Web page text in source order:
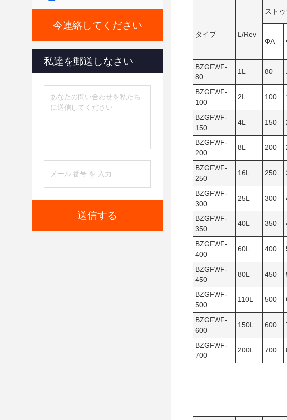
今連絡してください
私達を郵送しなさい
送信する
タイプ L/Rev
スト
ΦA
BZGFWF-
80
1L 80
BZGFWF-
100
2L 100
BZGFWF-
150
4L 150
BZGFWF-
200
8L 200
BZGFWF-
250
16L 250
BZGFWF-
300
25L 300
BZGFWF-
350
40L 350
BZGFWF-
400
60L 400
BZGFWF-
450
80L 450
BZGFWF-
500
110L 500
BZGFWF-
600
150L 600
BZGFWF-
700
200L 700